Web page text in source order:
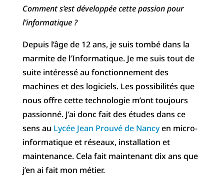
Comment s’est développée cette passion pour
l’informatique ?
Depuis l’âge de 12 ans, je suis tombé dans la
marmite de l’Informatique. Je me suis tout de
suite intéressé au fonctionnement des
machines et des logiciels. Les possibilités que
nous offre cette technologie m’ont toujours
passionné. J’ai donc fait des études dans ce
sens au Lycée Jean Prouvé de Nancyen micro-
informatique et réseaux, installation et
maintenance. Cela fait maintenant dix ans que
j’en ai fait mon métier.